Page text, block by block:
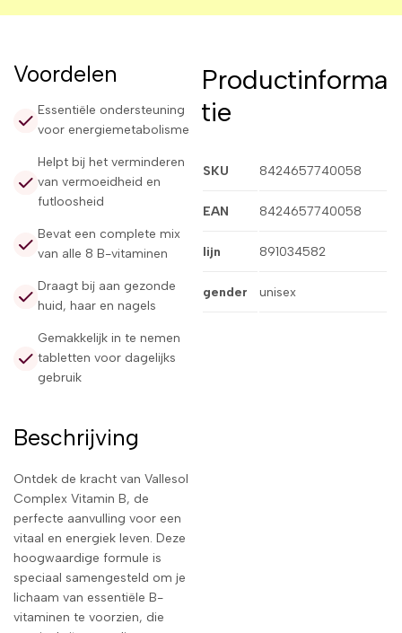
Voordelen
Essentiële ondersteuning
voor energiemetabolisme
Helpt bij het verminderen
van vermoeidheid en
futloosheid
Bevat een complete mix
van alle 8 B-vitaminen
Draagt bij aan gezonde
huid, haar en nagels
Gemakkelijk in te nemen
tabletten voor dagelijks
gebruik
Beschrijving
Ontdek de kracht van Vallesol
Complex Vitamin B, de
perfecte aanvulling voor een
vitaal en energiek leven. Deze
hoogwaardige formule is
speciaal samengesteld om je
lichaam van essentiële B-
vitaminen te voorzien, die
Productinforma
tie
SKU 8424657740058
EAN 8424657740058
lijn 891034582
gender unisex